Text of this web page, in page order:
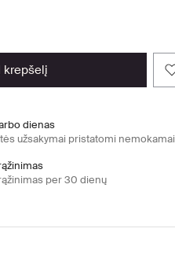
į krepšelį
dienas
užsakymai pristatomi nemokamai
per 30 dienų